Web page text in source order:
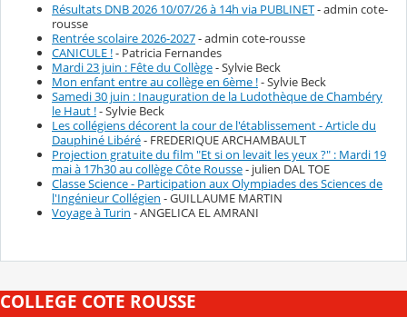
Résultats DNB 2026 10/07/26 à 14h via PUBLINET- admin cote-
rousse
Rentrée scolaire 2026-2027- admin cote-rousse
CANICULE !- Patricia Fernandes
Mardi 23 juin : Fête du Collège- Sylvie Beck
Mon enfant entre au collège en 6ème !- Sylvie Beck
Samedi 30 juin : Inauguration de la Ludothèque de Chambéry
le Haut !- Sylvie Beck
Les collégiens décorent la cour de l'établissement - Article du
Dauphiné Libéré- FREDERIQUE ARCHAMBAULT
Projection gratuite du film "Et si on levait les yeux ?" : Mardi 19
mai à 17h30 au collège Côte Rousse- julien DAL TOE
Classe Science - Participation aux Olympiades des Sciences de
l'Ingénieur Collégien - GUILLAUME MARTIN
Voyage à Turin - ANGELICA EL AMRANI
COLLEGE COTE ROUSSE